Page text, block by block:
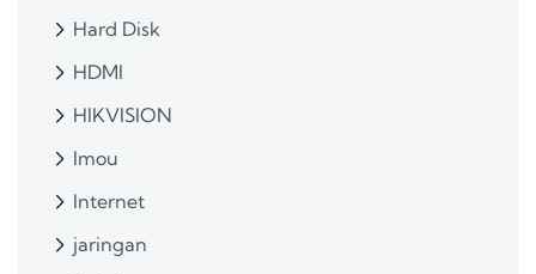
Hard Disk
HDMI
HIKVISION
Imou
Internet
jaringan